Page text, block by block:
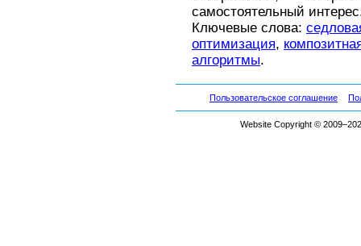
самостоятельный
Ключевые слова:
оптимизация,
алгоритмы.
Пользовательское соглашение
Website Copyright ©